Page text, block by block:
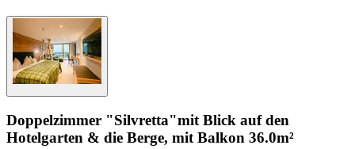
Doppelzimmer "Silvretta"mit Blick auf den
Hotelgarten & die Berge, mit Balkon 36.0m²